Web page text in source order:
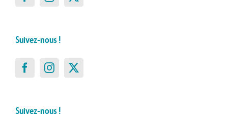
Suivez-nous !
Suivez-nous !